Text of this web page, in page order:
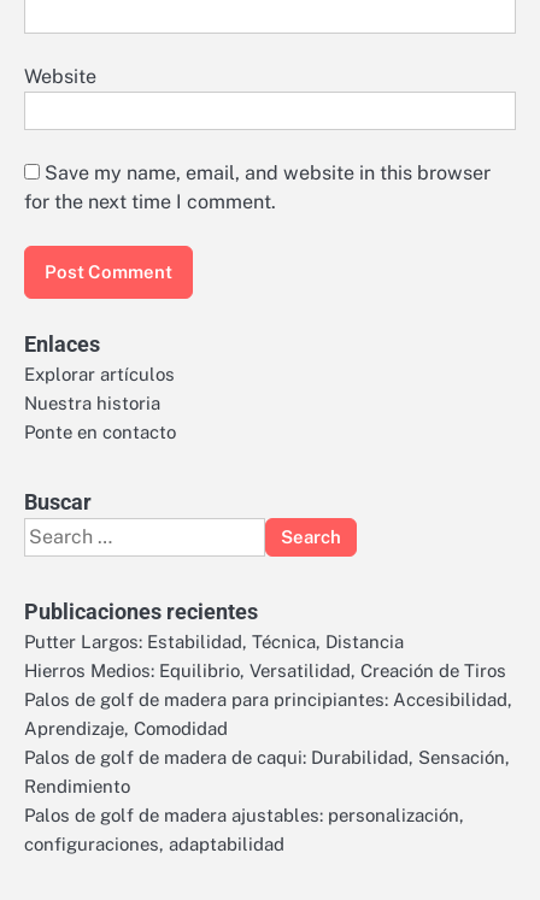
Website
Save my name, email, and website in this browser
for the next time I comment.
Enlaces
Explorar artículos
Nuestra historia
Ponte en contacto
Buscar
Search
for:
Publicaciones recientes
Putter Largos: Estabilidad, Técnica, Distancia
Hierros Medios: Equilibrio, Versatilidad, Creación de Tiros
Palos de golf de madera para principiantes: Accesibilidad,
Aprendizaje, Comodidad
Palos de golf de madera de caqui: Durabilidad, Sensación,
Rendimiento
Palos de golf de madera ajustables: personalización,
configuraciones, adaptabilidad